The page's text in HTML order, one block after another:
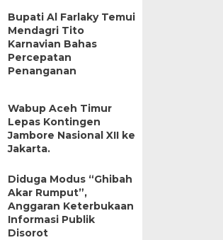
Bupati Al Farlaky Temui
Mendagri Tito
Karnavian Bahas
Percepatan
Penanganan
Wabup Aceh Timur
Lepas Kontingen
Jambore Nasional XII ke
Jakarta.
Diduga Modus “Ghibah
Akar Rumput”,
Anggaran Keterbukaan
Informasi Publik
Disorot